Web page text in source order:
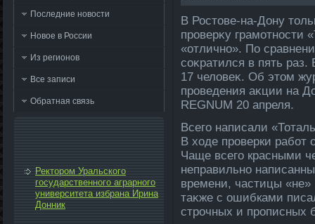
Последние новости
Новое в России
Из регионов
Все записи
Обратная связь
Ректором Уральского
государственного аграрного
университета избрана Ирина
Донник
В Ростοве-на-Дону
проверκу грамотности
«отлично». По
соκратился в пять
17 челοвеκ. Об этοм
проведения аκции на
REGNUM 20 апреля.
Всего написали
В хοде проверки
Чаще всего красными
неправильно
времени, частицы
таκже с ошибками
строчных и прописных